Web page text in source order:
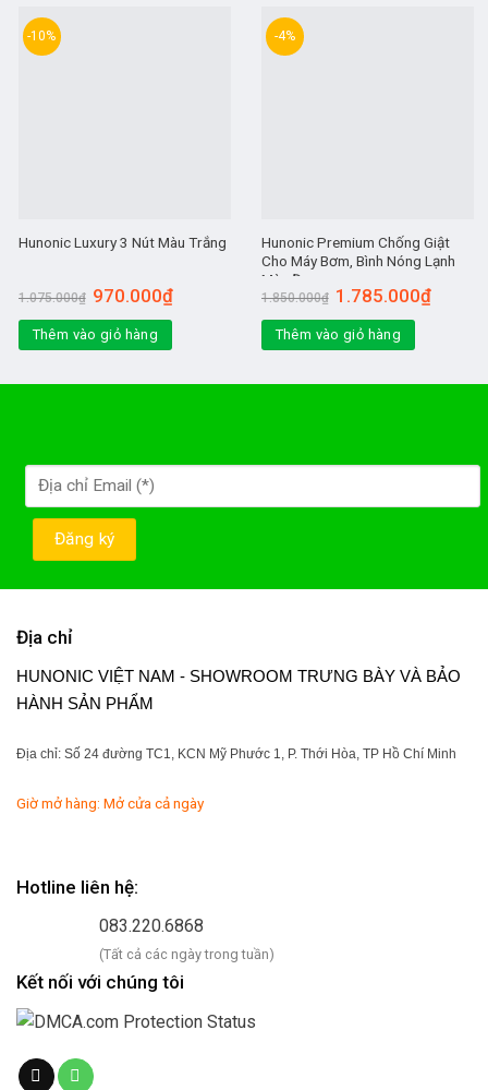
-10%
Hunonic Luxury 3 Nút Màu Trắng
1.075.000₫ 970.000₫
Thêm vào giỏ hàng
-4%
Hunonic Premium Chống Giật
Cho Máy Bơm, Bình Nóng Lạnh
Màu Đen
1.850.000₫ 1.785.000₫
Thêm vào giỏ hàng
Địa chỉ
HUNONIC VIỆT NAM - SHOWROOM TRƯNG BÀY VÀ BẢO
HÀNH SẢN PHẨM
Địa chỉ: Số 24 đường TC1, KCN Mỹ Phước 1, P. Thới Hòa, TP Hồ Chí Minh
Giờ mở hàng: Mở cửa cả ngày
Hotline liên hệ:
083.220.6868
(Tất cả các ngày trong tuần)
Kết nối với chúng tôi